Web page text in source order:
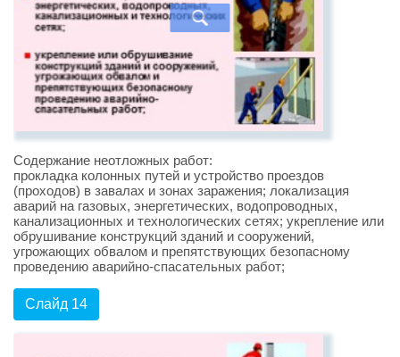
Содержание неотложных работ:
прокладка колонных путей и устройство проездов
(проходов) в завалах и зонах заражения; локализация
аварий на газовых, энергетических, водопроводных,
канализационных и технологических сетях; укрепление или
обрушивание конструкций зданий и сооружений,
угрожающих обвалом и препятствующих безопасному
проведению аварийно-спасательных работ;
Слайд 14